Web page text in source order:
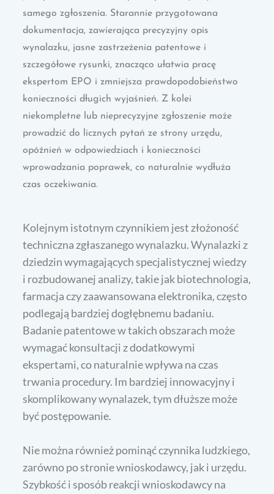
samego zgłoszenia. Starannie przygotowana
dokumentacja, zawierająca precyzyjny opis
wynalazku, jasne zastrzeżenia patentowe i
szczegółowe rysunki, znacząco ułatwia pracę
ekspertom EPO i zmniejsza prawdopodobieństwo
konieczności długich wyjaśnień. Z kolei
niekompletne lub nieprecyzyjne zgłoszenie może
prowadzić do licznych pytań ze strony urzędu,
opóźnień w odpowiedziach i konieczności
wprowadzania poprawek, co naturalnie wydłuża
czas oczekiwania.
Kolejnym istotnym czynnikiem jest złożoność
techniczna zgłaszanego wynalazku. Wynalazki z
dziedzin wymagających specjalistycznej wiedzy
i rozbudowanej analizy, takie jak biotechnologia,
farmacja czy zaawansowana elektronika, często
podlegają bardziej dogłębnemu badaniu.
Badanie patentowe w takich obszarach może
wymagać konsultacji z dodatkowymi
ekspertami, co naturalnie wpływa na czas
trwania procedury. Im bardziej innowacyjny i
skomplikowany wynalazek, tym dłuższe może
być postępowanie.
Nie można również pominąć czynnika ludzkiego,
zarówno po stronie wnioskodawcy, jak i urzędu.
Szybkość i sposób reakcji wnioskodawcy na